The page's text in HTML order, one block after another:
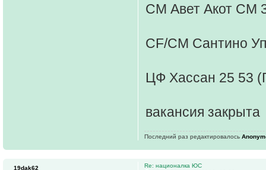
СМ Авет Акот CM
CF/CM Сантино
ЦФ Хассан 25 53
вакансия закрыта
Последний раз редактировалось
Re: националка ЮС
19dak62